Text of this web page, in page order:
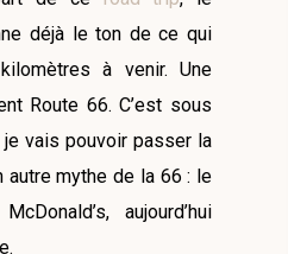
déjà le ton de ce qui
à venir. Une
Route 66. C’est sous
vais pouvoir passer la
autre mythe de la 66 : le
aujourd’hui